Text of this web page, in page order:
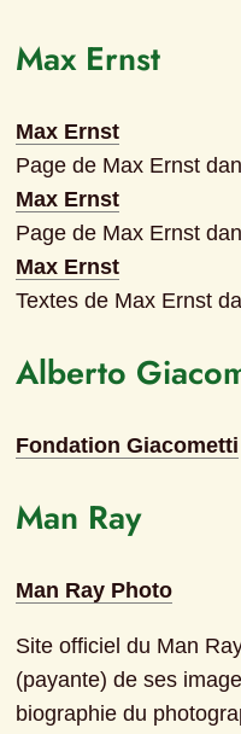
Max Ernst
Max Ernst
Page de Max Ernst
Max Ernst
Page de Max Ernst
Max Ernst
Textes de Max Ernst
Alberto
Fondation Giacometti
Man Ray
Man Ray Photo
Site officiel du Man
(payante) de ses
biographie du